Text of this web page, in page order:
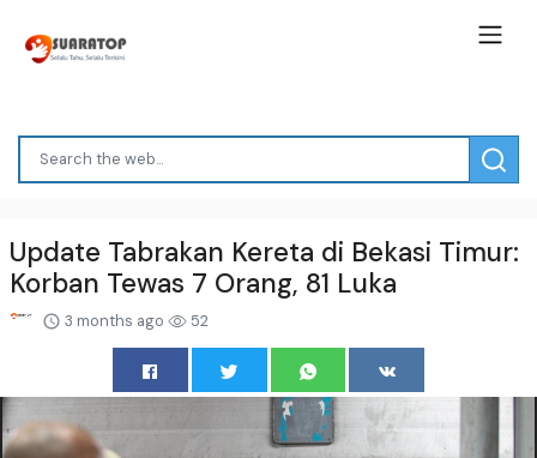
Update Tabrakan Kereta di Bekasi Timur:
Korban Tewas 7 Orang, 81 Luka
3 months ago 52